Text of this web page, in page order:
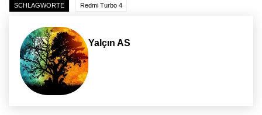
SCHLAGWORTE Redmi Turbo 4
Yalçın AS